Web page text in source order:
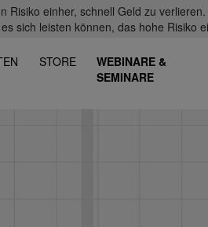
einher, schnell Geld zu
sich leisten können, das hohe Risiko
STORE
WEBINARE &
SEMINARE